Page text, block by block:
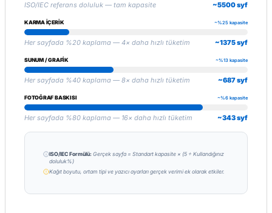
ISO/IEC referans doluluk — tam kapasite ~5500 syf
KARMA İÇERIK ~%25 kapasite
Her sayfada %20 kaplama — 4× daha hızlı tüketim ~1375 syf
SUNUM / GRAFIK ~%13 kapasite
Her sayfada %40 kaplama — 8× daha hızlı tüketim ~687 syf
FOTOĞRAF BASKISI ~%6 kapasite
Her sayfada %80 kaplama — 16× daha hızlı tüketim ~343 syf
ISO/IEC Formülü: Gerçek sayfa = Standart kapasite × (5 ÷ Kullandığınız
doluluk%)
Kağıt boyutu, ortam tipi ve yazıcı ayarları gerçek verimi ek olarak etkiler.